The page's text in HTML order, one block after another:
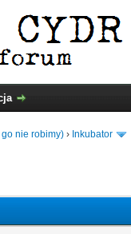
nie robimy) › Inkubator